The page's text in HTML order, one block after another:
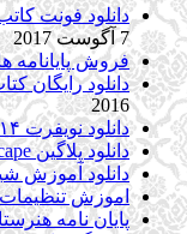
دانلود فونت
7 آگوست 2017
فروش پایانامه
دانلود
2016
دانلود نویفرت ۲۰۱۴
دانلود پلاگین Enscape رویت
دانلود آموزش
اموزش تنظیمات
پایان نامه